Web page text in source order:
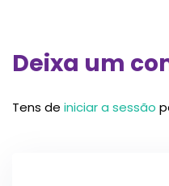
Deixa um
Tens de iniciar a sessão